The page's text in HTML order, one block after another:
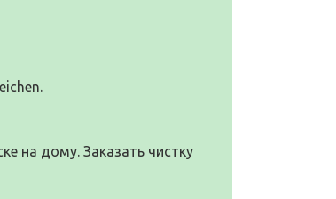
на дому. Заказать чистку